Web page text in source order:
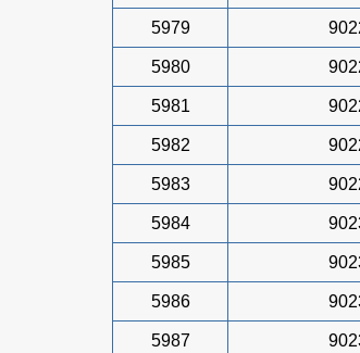
5979
5980
5981
5982
5983
5984
5985
5986
5987